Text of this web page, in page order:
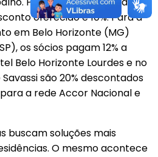
oferecido é 10%. Para a
em Belo Horizonte (MG)
os sócios pagam 12% a
Belo Horizonte Lourdes e no
são 20% descontados
a rede Accor Nacional e
buscam soluções mais
O mesmo acontece